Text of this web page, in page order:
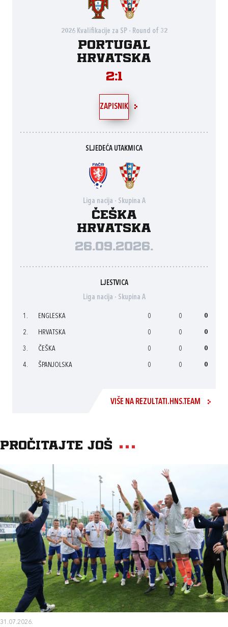
2026 Kvalifikacije za SP - Round of 32
Portugal
Hrvatska
2:1
ZAPISNIK
SLJEDEĆA UTAKMICA
Liga nacija - Skupina A
Češka
Hrvatska
26.09.2026.
LJESTVICA
Liga nacija - Skupina A
1. ENGLESKA 0 0 0
2. HRVATSKA 0 0 0
3. ČEŠKA 0 0 0
4. ŠPANJOLSKA 0 0 0
VIŠE NA REZULTATI.HNS.TEAM
Pročitajte još
31.07.2026.